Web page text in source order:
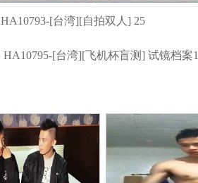
HA10793-[台湾][自拍双人] 25
HA10795-[台湾][飞机杯盲测] 试镜档案